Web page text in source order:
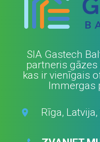
,
7
9
0
0
.
3
6
.
.
SIA Gastech
partneris
kas ir vienīgais
Immergas
Rīga,